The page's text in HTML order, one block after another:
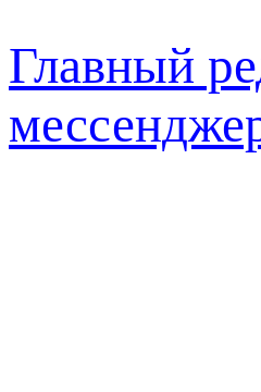
Главный